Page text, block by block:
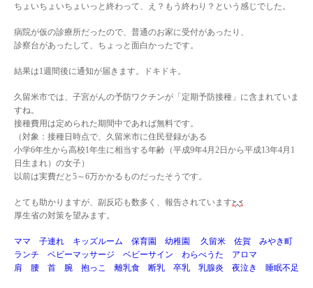
ちょいちょいちょいっと終わって、え？もう終わり？という感じでした。
病院が仮の診療所だったので、普通のお家に受付があったり、
診察台があったして、ちょっと面白かったです。
結果は1週間後に通知が届きます。ドキドキ。
久留米市では、子宮がんの予防ワクチンが「定期予防接種」に含まれていま
すね。
接種費用は定められた期間中であれば無料です。
（対象：接種日時点で、久留米市に住民登録がある
小学6年生から高校1年生に相当する年齢（平成9年4月2日から平成13年4月1
日生まれ）の女子）
以前は実費だと5～6万かかるものだったそうです。
とても助かりますが、副反応も数多く、報告されています
厚生省の対策を望みます。
ママ 子連れ キッズルーム 保育園 幼稚園 久留米 佐賀 みやき町
ランチ ベビーマッサージ ベビーサイン わらべうた アロマ
肩 腰 首 腕 抱っこ 離乳食 断乳 卒乳 乳腺炎 夜泣き 睡眠不足